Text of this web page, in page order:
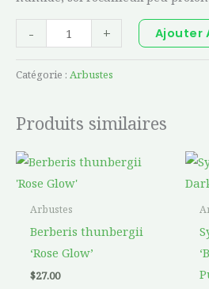
- + Ajouter
Catégorie : Arbustes
Produits similaires
Arbustes
Berberis thunbergii
‘Rose Glow’
$27.00
produit
plusieurs